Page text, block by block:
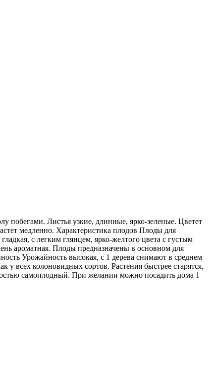
побегами. Листья узкие, длинные, ярко-зеленые. Цветет
медленно. Характеристика плодов Плоды для
с легким глянцем, ярко-желтого цвета с густым
ароматная. Плоды предназначены в основном для
Урожайность высокая, с 1 дерева снимают в среднем
всех колоновидных сортов. Растения быстрее старятся,
самоплодный. При желании можно посадить дома 1